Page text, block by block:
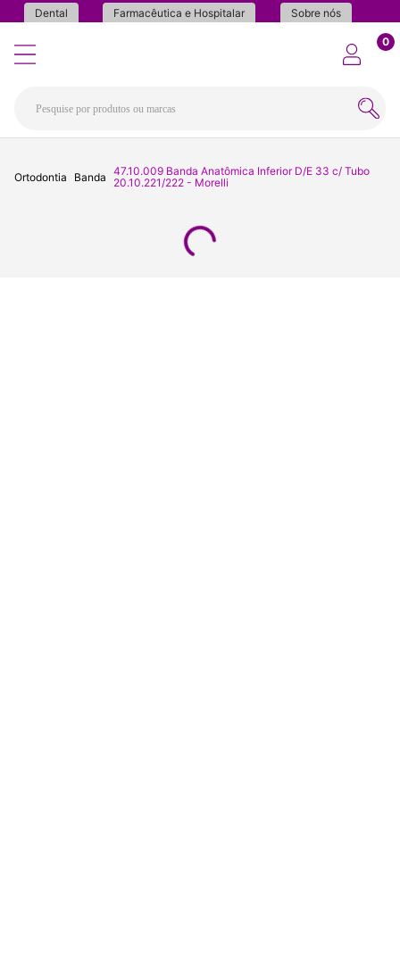
Dental Farmacêutica e Hospitalar Sobre nós
0
Ortodontia Banda 47.10.009 Banda Anatômica Inferior D/E 33 c/ Tubo
20.10.221/222 - Morelli